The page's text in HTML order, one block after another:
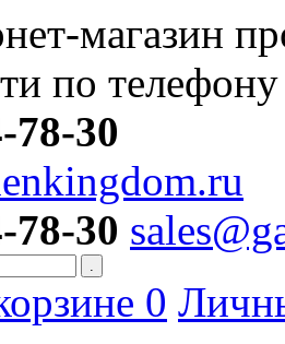
магазин
по телефону
78-30
78-30
.
0